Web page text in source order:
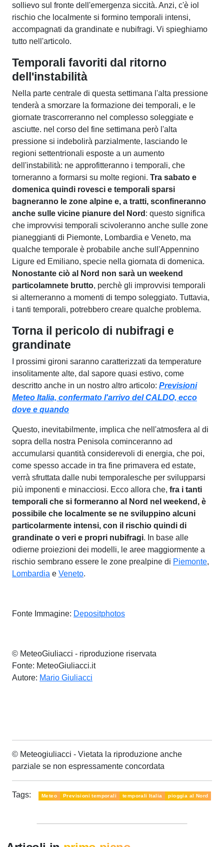
sollievo sul fronte dell'emergenza siccità. Anzi, c'è iol
rischio che localmente si formino temporali intensi,
accompagnati da grandinate e nubifragi. Vi spieghiamo
tutto nell'articolo.
Temporali favoriti dal ritorno
dell'instabilità
Nella parte centrale di questa settimana l'alta pressione
tenderà a smorzare la formazione dei temporali, e le
giornate trascorreranno nel complesso soleggiate e
asciutte. nel corso del fine settimana però l'alta
pressione si indebolirà parzialmente, lasciando le
regioni settentrionali esposte a un aumento
dell'instabilità: ne approfitteranno i temporali, che
torneranno a formarsi su molte regioni. Tra sabato e
domenica quindi rovesci e temporali sparsi
bagneranno le zone alpine e, a tratti, sconfineranno
anche sulle vicine pianure del Nord : questo significa
che improvvisi temporali scivoleranno anche sulle zone
pianeggianti di Piemonte, Lombardia e Veneto, ma
qualche temporale è probabile anche sull'Appennino
Ligure ed Emiliano, specie nella giornata di domenica.
Nonostante ciò al Nord non sarà un weekend
particolamnete brutto, perchè gli improvvisi temporali
si alterneranno a momenti di tempo soleggiato. Tuttavia,
i tanti temporali, potrebbero creare qualche problema.
Torna il pericolo di nubifragi e
grandinate
I prossimi gironi saranno caratterizzati da temperature
insolitamente alte, dal sapore quasi estivo, come
descritto anche in un nostro altro articolo: Previsioni
Meteo Italia, confermato l'arrivo del CALDO, ecco
dove e quando
Questo, inevitabilmente, implica che nell'atmosfera al di
sopra della nostra Penisola cominceranno ad
accumularsi quantità considerevoli di energia, che poi,
come spesso accade in tra fine primavera ed estate,
verrà sfruttata dalle nubi temporalesche per svilupparsi
più imponenti e minacciosi. Ecco allora che, fra i tanti
temporali che si formeranno al Nord nel weekend, è
possibile che localmente se ne sviluppino alcuni
particolarmente intensi, con il rischio quindi di
grandinate o veri e propri nubifragi. In base alle
odierne proiezioni dei modelli, le aree maggiormente a
rischio sembrano essere le zone prealpine di Piemonte,
Lombardia e Veneto.
Fonte Immagine: Depositphotos
© MeteoGiuliacci - riproduzione riservata
Fonte: MeteoGiuliacci.it
Autore: Mario Giuliacci
© Meteogiuliacci - Vietata la riproduzione anche
parziale se non espressamente concordata
Tags: Meteo Previsioni temporali temporali Italia pioggia al Nord